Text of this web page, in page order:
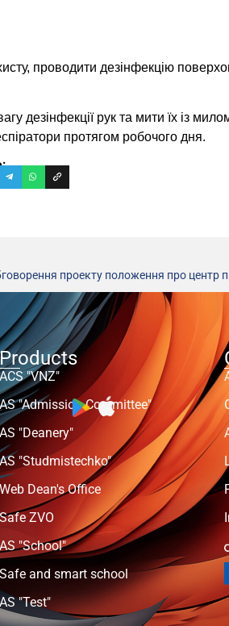
проводити дезінфекцію
дезінфекції рук та мити їх із
протягом робочого дня.
"VNZ"
"Admission Committee"
AS "Deanery"
"Studmistechko"
Web Dean's Office
ZVO
AS "School"
Safe and smart school
AS "Test"